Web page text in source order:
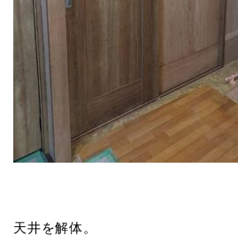
天井を解体。